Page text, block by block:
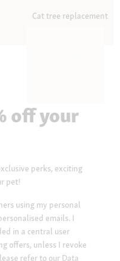
Cat tree replacement
off your
perks, exciting
pet!
using my personal
emails. I
in a central user
offers, unless I revoke
refer to our Data